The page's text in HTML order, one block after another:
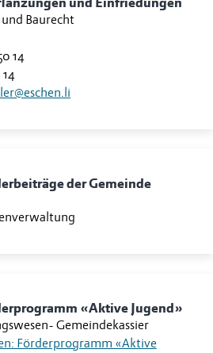
Baurecht
14
der Gemeinde
«Aktive Jugend»
- Gemeindekassier
Förderprogramm «Aktive